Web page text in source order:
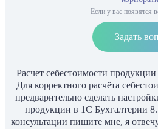
Если у вас появятся
Задать
Расчет себестоимости
Для корректного расчёта
предварительно сделать
продукции в 1С Бухгалтерии
консультации пишите мне, я